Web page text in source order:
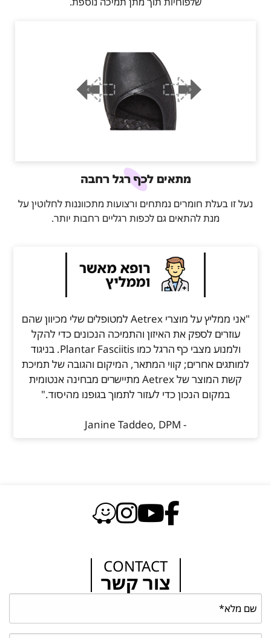
מתאים לכף רגל רחבה
נעל זו בעלת חומרים נמתחים ורצועות מתכווננות לחלוטין על
מנת להתאים גם לכפות רגליים רחבות יותר.
"אני ממליץ על מוצרי Aetrex למטופלים שלי מכיוון שהם
עוזרים לספק את האיזון והתמיכה הנכונים כדי להקל
ולמנוע מצבי כף הרגל כמו Plantar Fasciitis. בניגוד
למותגים אחרים; קווי המתאר, המיקום והגובה של תמיכת
קשת המוצר של Aetrex מתיישרים מבחינה אנטומית
במקום הנכון כדי לעזור לתמוך בגופנו מהיסוד."
- Janine Taddeo, DPM
CONTACT
צור קשר